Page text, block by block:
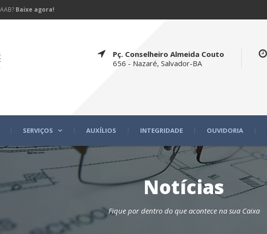
Baixe agora!
Pç. Conselheiro Almeida Couto
656 - Nazaré, Salvador-BA
SERVIÇOS AUXÍLIOS INTEGRIDADE OUVIDORIA
Notícias
Fique por dentro do que acontece na sua Caixa